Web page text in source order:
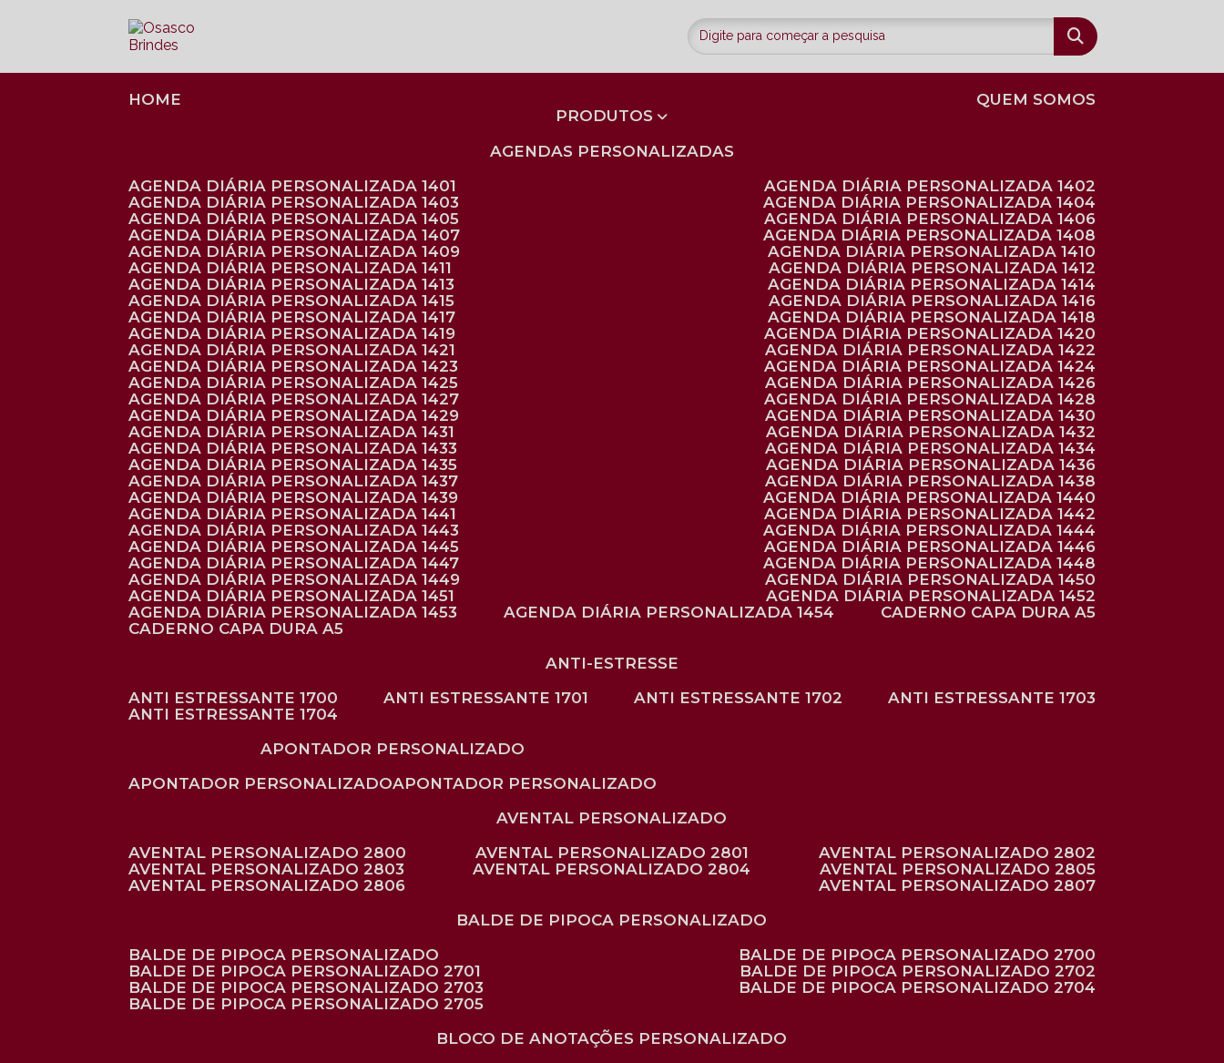
HOME
QUEM SOMOS
PRODUTOS
AGENDAS PERSONALIZADAS
AGENDA DIÁRIA PERSONALIZADA 1401
AGENDA DIÁRIA PERSONALIZADA 1402
AGENDA DIÁRIA PERSONALIZADA 1403
AGENDA DIÁRIA PERSONALIZADA 1404
AGENDA DIÁRIA PERSONALIZADA 1405
AGENDA DIÁRIA PERSONALIZADA 1406
AGENDA DIÁRIA PERSONALIZADA 1407
AGENDA DIÁRIA PERSONALIZADA 1408
AGENDA DIÁRIA PERSONALIZADA 1409
AGENDA DIÁRIA PERSONALIZADA 1410
AGENDA DIÁRIA PERSONALIZADA 1411
AGENDA DIÁRIA PERSONALIZADA 1412
AGENDA DIÁRIA PERSONALIZADA 1413
AGENDA DIÁRIA PERSONALIZADA 1414
AGENDA DIÁRIA PERSONALIZADA 1415
AGENDA DIÁRIA PERSONALIZADA 1416
AGENDA DIÁRIA PERSONALIZADA 1417
AGENDA DIÁRIA PERSONALIZADA 1418
AGENDA DIÁRIA PERSONALIZADA 1419
AGENDA DIÁRIA PERSONALIZADA 1420
AGENDA DIÁRIA PERSONALIZADA 1421
AGENDA DIÁRIA PERSONALIZADA 1422
AGENDA DIÁRIA PERSONALIZADA 1423
AGENDA DIÁRIA PERSONALIZADA 1424
AGENDA DIÁRIA PERSONALIZADA 1425
AGENDA DIÁRIA PERSONALIZADA 1426
AGENDA DIÁRIA PERSONALIZADA 1427
AGENDA DIÁRIA PERSONALIZADA 1428
AGENDA DIÁRIA PERSONALIZADA 1429
AGENDA DIÁRIA PERSONALIZADA 1430
AGENDA DIÁRIA PERSONALIZADA 1431
AGENDA DIÁRIA PERSONALIZADA 1432
AGENDA DIÁRIA PERSONALIZADA 1433
AGENDA DIÁRIA PERSONALIZADA 1434
AGENDA DIÁRIA PERSONALIZADA 1435
AGENDA DIÁRIA PERSONALIZADA 1436
AGENDA DIÁRIA PERSONALIZADA 1437
AGENDA DIÁRIA PERSONALIZADA 1438
AGENDA DIÁRIA PERSONALIZADA 1439
AGENDA DIÁRIA PERSONALIZADA 1440
AGENDA DIÁRIA PERSONALIZADA 1441
AGENDA DIÁRIA PERSONALIZADA 1442
AGENDA DIÁRIA PERSONALIZADA 1443
AGENDA DIÁRIA PERSONALIZADA 1444
AGENDA DIÁRIA PERSONALIZADA 1445
AGENDA DIÁRIA PERSONALIZADA 1446
AGENDA DIÁRIA PERSONALIZADA 1447
AGENDA DIÁRIA PERSONALIZADA 1448
AGENDA DIÁRIA PERSONALIZADA 1449
AGENDA DIÁRIA PERSONALIZADA 1450
AGENDA DIÁRIA PERSONALIZADA 1451
AGENDA DIÁRIA PERSONALIZADA 1452
AGENDA DIÁRIA PERSONALIZADA 1453
AGENDA DIÁRIA PERSONALIZADA 1454
CADERNO CAPA DURA A5
CADERNO CAPA DURA A5
ANTI-ESTRESSE
ANTI ESTRESSANTE 1700
ANTI ESTRESSANTE 1701 ANTI ESTRESSANTE 1702
ANTI ESTRESSANTE 1703
ANTI ESTRESSANTE 1704
APONTADOR PERSONALIZADO
APONTADOR PERSONALIZADO
APONTADOR PERSONALIZADO
AVENTAL PERSONALIZADO
AVENTAL PERSONALIZADO 2800
AVENTAL PERSONALIZADO 2801
AVENTAL PERSONALIZADO 2802
AVENTAL PERSONALIZADO 2803
AVENTAL PERSONALIZADO 2804
AVENTAL PERSONALIZADO 2805
AVENTAL PERSONALIZADO 2806
AVENTAL PERSONALIZADO 2807
BALDE DE PIPOCA PERSONALIZADO
BALDE DE PIPOCA PERSONALIZADO
BALDE DE PIPOCA PERSONALIZADO 2700
BALDE DE PIPOCA PERSONALIZADO 2701
BALDE DE PIPOCA PERSONALIZADO 2702
BALDE DE PIPOCA PERSONALIZADO 2703
BALDE DE PIPOCA PERSONALIZADO 2704
BALDE DE PIPOCA PERSONALIZADO 2705
BLOCO DE ANOTAÇÕES PERSONALIZADO